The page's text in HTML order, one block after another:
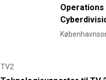
Operations
TV2